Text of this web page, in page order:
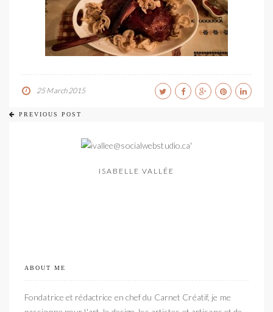
25 March 2015
PREVIOUS POST
ISABELLE VALLÉE
ABOUT ME
Fondatrice et rédactrice en chef du Carnet Créatif, je me